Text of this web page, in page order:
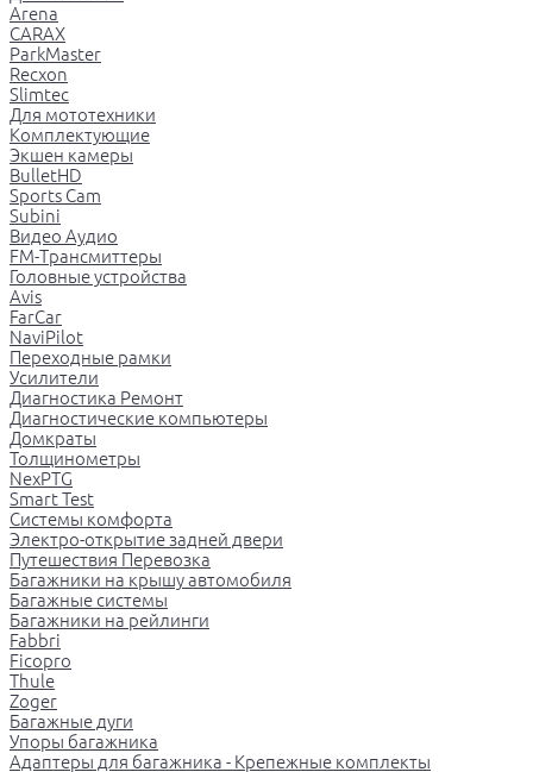
Arena
CARAX
ParkMaster
Recxon
Slimtec
Для мототехники
Комплектующие
Экшен камеры
BulletHD
Sports Cam
Subini
Видео Аудио
FM-Трансмиттеры
Головные устройства
Avis
FarCar
NaviPilot
Переходные рамки
Усилители
Диагностика Ремонт
Диагностические компьютеры
Домкраты
Толщинометры
NexPTG
Smart Test
Системы комфорта
Электро-открытие задней двери
Путешествия Перевозка
Багажники на крышу автомобиля
Багажные системы
Багажники на рейлинги
Fabbri
Ficopro
Thule
Zoger
Багажные дуги
Упоры багажника
Адаптеры для багажника - Крепежные комплекты